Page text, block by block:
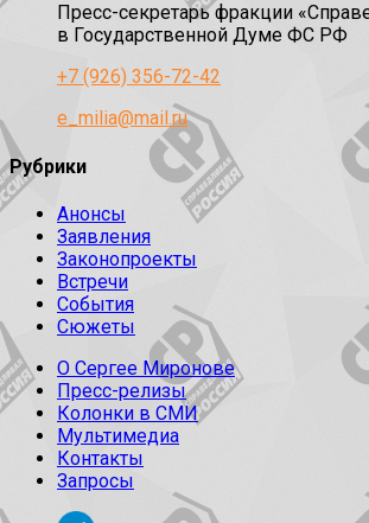
Пресс-секретарь фракции
в Государственной Думе ФС РФ
+7 (926) 356-72-42
e_milia@mail.ru
Рубрики
Анонсы
Заявления
Законопроекты
Встречи
События
Сюжеты
О Сергее Миронове
Пресс-релизы
Колонки в СМИ
Мультимедиа
Контакты
Запросы